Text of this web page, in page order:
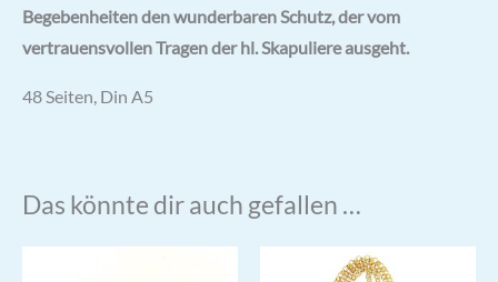
Begebenheiten den wunderbaren Schutz, der vom
vertrauensvollen Tragen der hl. Skapuliere ausgeht.
48 Seiten, Din A5
Das könnte dir auch gefallen …